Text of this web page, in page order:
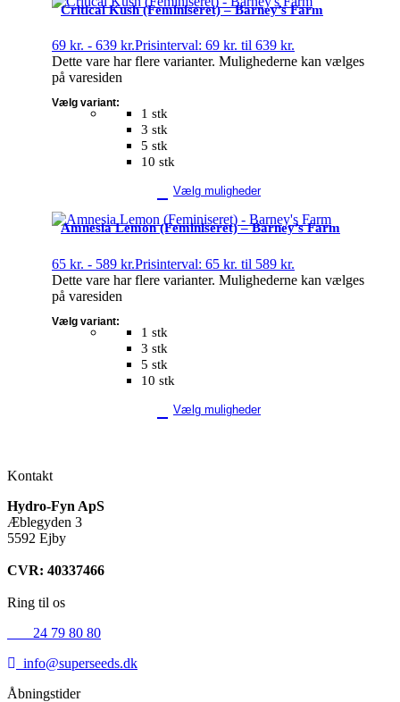
Critical Kush (Feminiseret) – Barney’s Farm
69 kr. - 639 kr.Prisinterval: 69 kr. til 639 kr.
1 stk
3 stk
5 stk
10 stk
Vælg variant:
Vælg muligheder
Dette vare har flere varianter. Mulighederne kan vælges
på varesiden
Amnesia Lemon (Feminiseret) – Barney’s Farm
65 kr. - 589 kr.Prisinterval: 65 kr. til 589 kr.
1 stk
3 stk
5 stk
10 stk
Vælg variant:
Vælg muligheder
Dette vare har flere varianter. Mulighederne kan vælges
på varesiden
Kontakt
Hydro-Fyn ApS
Æblegyden 3
5592 Ejby
CVR: 40337466
Ring til os
24 79 80 80
info@superseeds.dk
Åbningstider